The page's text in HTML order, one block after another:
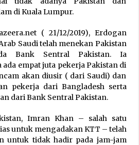
Aljazeera.net, Fasilitas Nuklir Iran
yang Mungkin Terjadi ?
7, 2026
Dampak ‘’Serangan Militer’’ AS ke
Penolakan Arab Saudi
6, 2026
Bina Penyelenggaraan Haji Tegaskan
Deliver Services kepada Jemaah
15, 2026
di Kuala Lumpur.
( 21/12/2019), Erdogan
Saudi telah menekan Pakistan
Bank Sentral Pakistan. Ia
empat juta pekerja Pakistan di
akan diusir ( dari Saudi) dan
pekerja dari Bangladesh serta
dari Bank Sentral Pakistan.
Imran Khan – salah satu
untuk mengadakan KTT – telah
untuk tidak hadir pada jam-jam